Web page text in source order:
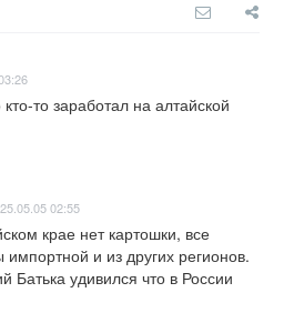
то заработал на алтайской
02:55
крае нет картошки, все
и из других регионов.
Батька удивился что в России